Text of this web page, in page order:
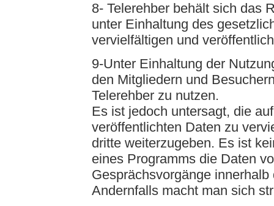
8- Telerehber behält sich das
unter Einhaltung des
vervielfältigen und
9-Unter Einhaltung der
den Mitgliedern und
Telerehber zu nutzen.
Es ist jedoch untersagt, die
veröffentlichten Daten zu
dritte weiterzugeben. Es ist
eines Programms die Daten
Gesprächsvorgänge
Andernfalls macht man sich